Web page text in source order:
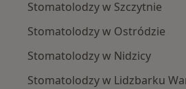
Stomatolodzy w Szczytnie
Stomatolodzy w Ostródzie
Stomatolodzy w Nidzicy
Stomatolodzy w Lidzbarku